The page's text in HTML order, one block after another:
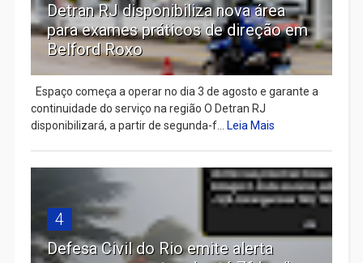
Detran RJ disponibiliza nova área
para exames práticos de direção em
Belford Roxo
Espaço começa a operar no dia 3 de agosto e garante a
continuidade do serviço na região O Detran RJ
disponibilizará, a partir de segunda-f...
Leia Mais
4
Defesa Civil do Rio emite alerta